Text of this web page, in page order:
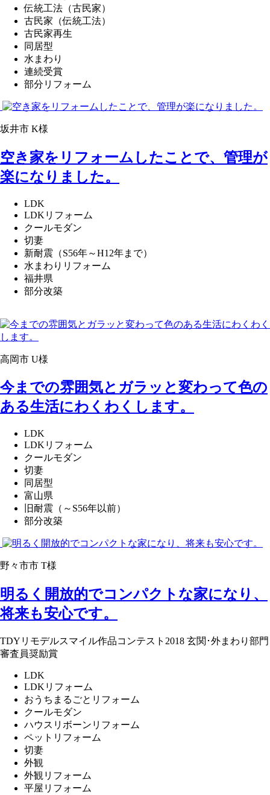
伝統工法（古民家）
古民家（伝統工法）
古民家再生
同居型
水まわり
連続受賞
部分リフォーム
坂井市 K様
空き家をリフォームしたことで、管理が
楽になりました。
LDK
LDKリフォーム
クールモダン
切妻
新耐震（S56年～H12年まで）
水まわりリフォーム
福井県
部分改築
高岡市 U様
今までの雰囲気とガラッと変わって色の
ある生活にわくわくします。
LDK
LDKリフォーム
クールモダン
切妻
同居型
富山県
旧耐震（～S56年以前）
部分改築
野々市市 T様
明るく開放的でコンパクトな家になり、
将来も安心です。
TDYリモデルスマイル作品コンテスト2018 玄関･外まわり部門
審査員奨励賞
LDK
LDKリフォーム
おうちまるごとリフォーム
クールモダン
ハウスリボーンリフォーム
ペットリフォーム
切妻
外観
外観リフォーム
平屋リフォーム